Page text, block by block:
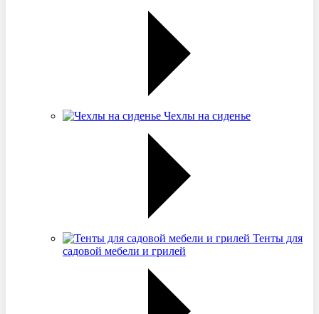
Чехлы на сиденье
Тенты для
садовой мебели и грилей